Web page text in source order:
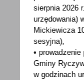
- to dla
sierpnia 2026
urzędowania)
Mickiewicza
sesyjna),
•
Gminy
w godzinach